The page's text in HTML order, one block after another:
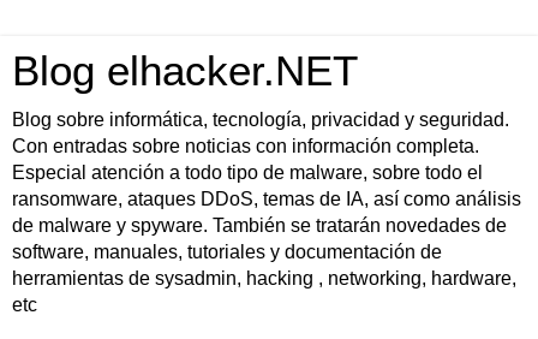
Blog elhacker.NET
Blog sobre informática, tecnología, privacidad y seguridad.
Con entradas sobre noticias con información completa.
Especial atención a todo tipo de malware, sobre todo el
ransomware, ataques DDoS, temas de IA, así como análisis
de malware y spyware. También se tratarán novedades de
software, manuales, tutoriales y documentación de
herramientas de sysadmin, hacking , networking, hardware,
etc